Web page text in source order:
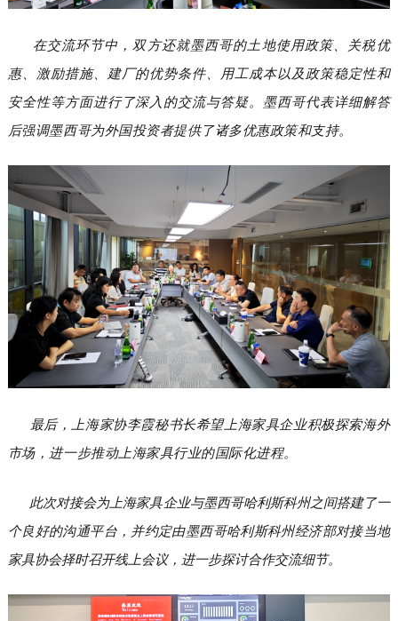
在交流环节中，双方还就墨西哥的土地使用政策、关税优
惠、激励措施、建厂的优势条件、用工成本以及政策稳定性和
安全性等方面进行了深入的交流与答疑。 墨西哥代表详细解答
后强调墨西哥为外国投资者提供了诸多优惠政策和支持。
最后，上海家协李霞秘书长希望上海家具企业积极探索海外
市场，进一步推动上海家具行业的国际化进程。
此次对接会为上海家具企业与墨西哥哈利斯科州之间搭建了一
个良好的沟通平台，并约定由墨西哥哈利斯科州经济部对接当地
家具协会择时召开线上会议，进一步探讨合作交流细节。